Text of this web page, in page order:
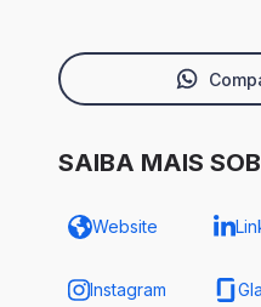
SAIBA MAIS
Website
Instagram